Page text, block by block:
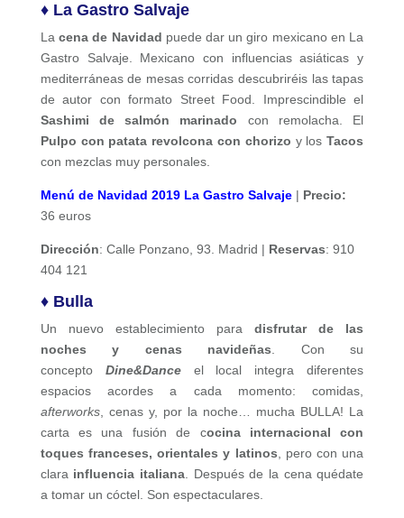
♦ La Gastro Salvaje
Lacena de Navidad puede dar un giro mexicano en La
Gastro Salvaje. Mexicano con influencias asiáticas y
mediterráneas de mesas corridas descubriréis las tapas
de autor con formato Street Food. Imprescindible el
Sashimi de salmón marinado con remolacha. El
Pulpo con patata revolcona con chorizo y losTacos
con mezclas muy personales.
Menú de Navidad 2019 La Gastro Salvaje | Precio:
36 euros
Dirección: Calle Ponzano, 93. Madrid | Reservas: 910
404 121
♦ Bulla
Un nuevo establecimiento paradisfrutar de las
noches y cenas navideñas . Con su
concepto Dine&Danceel local integra diferentes
espacios acordes a cada momento: comidas,
afterworks, cenas y, por la noche… mucha BULLA! La
carta es una fusión de cocina internacional con
toques franceses, orientales y latinos , pero con una
clara influencia italiana . Después de la cena quédate
a tomar un cóctel. Son espectaculares.